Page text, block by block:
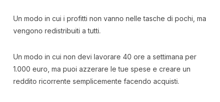
Un modo in cui i profitti non vanno nelle tasche di pochi, ma
vengono redistribuiti a tutti.
Un modo in cui non devi lavorare 40 ore a settimana per
1.000 euro, ma puoi azzerare le tue spese e creare un
reddito ricorrente semplicemente facendo acquisti.